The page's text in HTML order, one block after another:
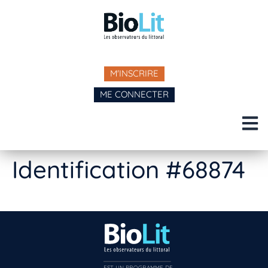
M'INSCRIRE
ME CONNECTER
Identification #68874